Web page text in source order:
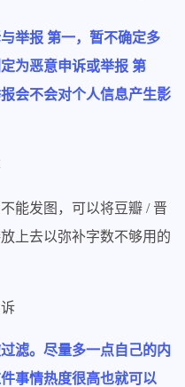
举报 第一，暂不确定多
为恶意申诉或举报 第
会不会对个人信息产生影
能发图，可以将豆瓣 / 晋
上去以弥补字数不够用的
滤。尽量多一点自己的内
事情热度很高也就可以